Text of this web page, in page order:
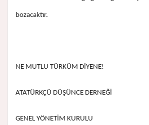
bozacaktır.
NE MUTLU TÜRKÜM DİYENE!
ATATÜRKÇÜ DÜŞÜNCE DERNEĞİ
GENEL YÖNETİM KURULU